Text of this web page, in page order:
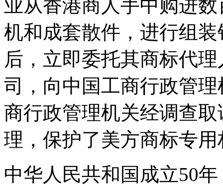
业从香港商人手中购进
机和成套散件，进行组
后，立即委托其商标代
司，向中国工商行政管
商行政管理机关经调查
理，保护了美方商标专用
中华人民共和国成立50